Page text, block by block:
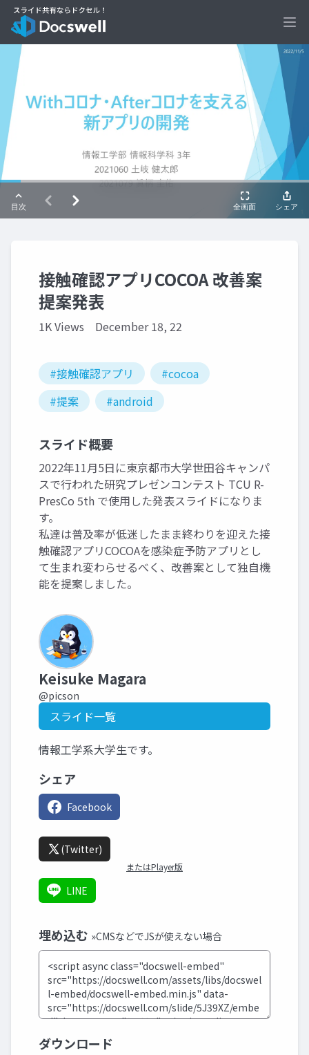
接触確認アプリCOCOA 改善案
提案発表
1K Views December 18, 22
#接触確認アプリ
#cocoa
#提案
#android
スライド概要
2022年11月5日に東京都市大学世田谷キャンパ
スで行われた研究プレゼンコンテスト TCU R-
PresCo 5th で使用した発表スライドになりま
す。
私達は普及率が低迷したまま終わりを迎えた接
触確認アプリCOCOAを感染症予防アプリとし
て生まれ変わらせるべく、改善案として独自機
能を提案しました。
Keisuke Magara
@picson
スライド一覧
情報工学系大学生です。
シェア
Facebook
(Twitter)
またはPlayer版
LINE
埋め込む »CMSなどでJSが使えない場合
ダウンロード